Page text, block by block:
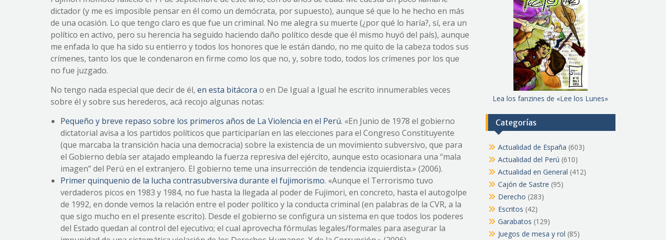
dictador (y me es imposible pensar en él como un demócrata, por supuesto), aunque sé que lo he hecho en más
de una ocasión. Lo que tengo claro es que fue un criminal. No me alegra su muerte (¿por qué lo haría?, sí, era un
político en activo, pero su herencia ha seguido haciendo daño político desde que él mismo huyó del país), aunque
me enfada lo que ha sido su entierro y todos los honores que le están dando, no me quito de la cabeza todos sus
crímenes, tanto los que le condenaron en firme como los que no, y, sobre todo, todos los crímenes por los que
no fue juzgado.
No tengo nada especial que decir de él, en esta bitácora o en De Igual a Igual he escrito innumerables veces
sobre él y sobre sus herederos, acá recojo algunas notas:
Pequeño y breve repaso sobre los primeros años de La Violencia en el Perú. «En Junio de 1978 el gobierno
dictatorial avisa a los partidos políticos que participarían en las elecciones para el Congreso Constituyente
(que marcaba la transición hacia una democracia) sobre la existencia de un movimiento subversivo, que para
el Gobierno debía ser atajado empleando la fuerza represiva del ejército, aunque esto ocasionara una “mala
imagen” del Perú en el extranjero. El gobierno teme una insurrección de tendencia izquierdista.» (2006).
Primer quinquenio de la lucha contrasubversiva durante el fujimorismo. «Aunque el Terrorismo tuvo
verdaderos picos en 1983 y 1984, no fue hasta la llegada al poder de Fujimori, en concreto, hasta el autogolpe
de 1992, en donde vemos la relación entre el poder político y la conducta criminal (en palabras de la CVR, a la
que sigo mucho en el presente escrito). Desde el gobierno se configura un sistema en que todos los poderes
del Estado quedan al control del ejecutivo; el cual aprovecha fórmulas legales/formales para asegurar la
Lea los fanzines de «Lee los Lunes»
Categorías
Actualidad de España (603)
Actualidad del Perú (610)
Actualidad en General (412)
Cajón de Sastre (95)
Derecho (283)
Escritos (42)
Garabatos (129)
Juegos de mesa y rol (85)